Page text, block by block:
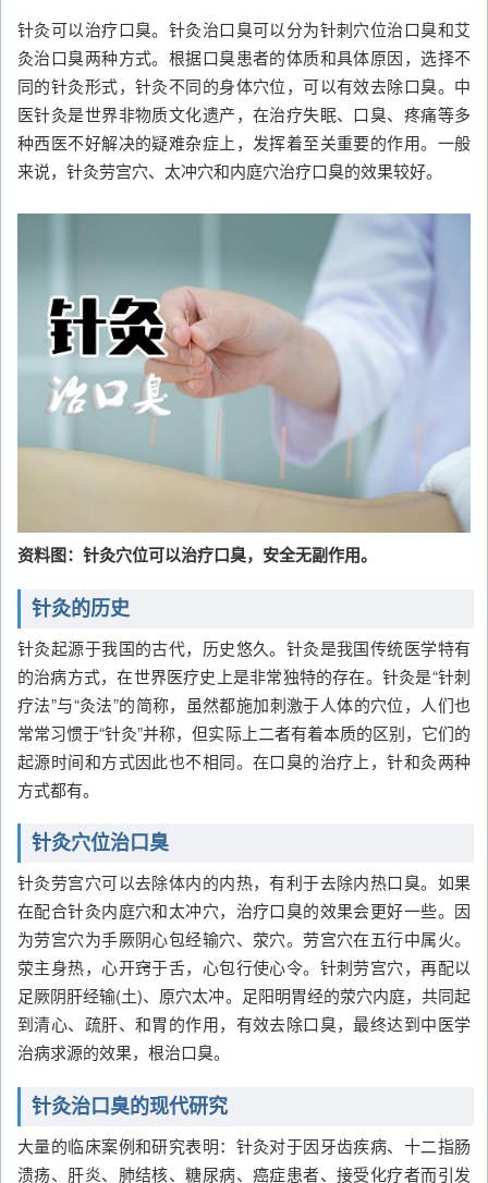
针灸可以治疗口臭。针灸治口臭可以分为针刺穴位治口臭和艾
灸治口臭两种方式。根据口臭患者的体质和具体原因，选择不
同的针灸形式，针灸不同的身体穴位，可以有效去除口臭。中
医针灸是世界非物质文化遗产，在治疗失眠、口臭、疼痛等多
种西医不好解决的疑难杂症上，发挥着至关重要的作用。一般
来说，针灸劳宫穴、太冲穴和内庭穴治疗口臭的效果较好。
资料图：针灸穴位可以治疗口臭，安全无副作用。
针灸的历史
针灸起源于我国的古代，历史悠久。针灸是我国传统医学特有
的治病方式，在世界医疗史上是非常独特的存在。针灸是“针刺
疗法”与“灸法”的简称，虽然都施加刺激于人体的穴位，人们也
常常习惯于“针灸”并称，但实际上二者有着本质的区别，它们的
起源时间和方式因此也不相同。在口臭的治疗上，针和灸两种
方式都有。
针灸穴位治口臭
针灸劳宫穴可以去除体内的内热，有利于去除内热口臭。如果
在配合针灸内庭穴和太冲穴，治疗口臭的效果会更好一些。因
为劳宫穴为手厥阴心包经输穴、荥穴。劳宫穴在五行中属火。
荥主身热，心开窍于舌，心包行使心令。针刺劳宫穴，再配以
足厥阴肝经输(土)、原穴太冲。足阳明胃经的荥穴内庭，共同起
到清心、疏肝、和胃的作用，有效去除口臭，最终达到中医学
治病求源的效果，根治口臭。
针灸治口臭的现代研究
大量的临床案例和研究表明：针灸对于因牙齿疾病、十二指肠
溃疡、肝炎、肺结核、糖尿病、癌症患者、接受化疗者而引发